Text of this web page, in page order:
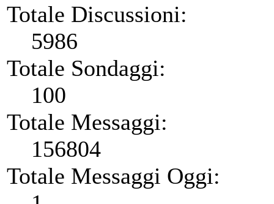
Totale Discussioni:
5986
Totale Sondaggi:
100
Totale Messaggi:
156804
Totale Messaggi Oggi: